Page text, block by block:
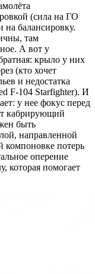
(сила на ГО
на балансировку.
там
А вот у
крыло у них
(кто хочет
и недостатка
F-104 Starfighter). И
у нее фокус перед
кабрирующий
быть
направленной
компоновке потерь
оперение
которая помогает